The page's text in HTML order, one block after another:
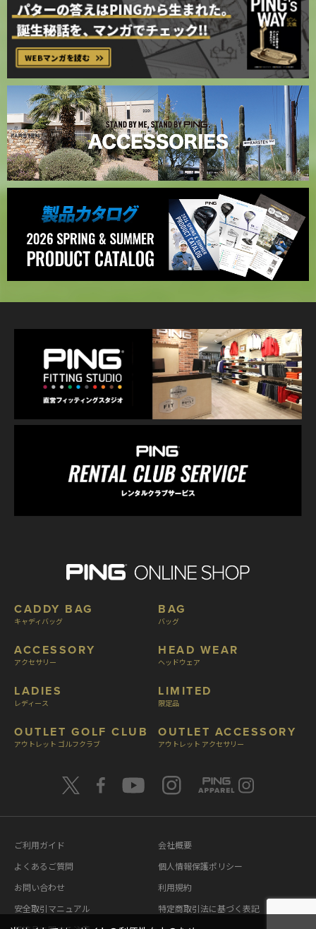
CADDY BAG
キャディバッグ
ACCESSORY
アクセサリー
LADIES
レディース
OUTLET GOLF CLUB
アウトレット ゴルフクラブ
BAG
バッグ
HEAD WEAR
ヘッドウェア
LIMITED
限定品
OUTLET ACCESSORY
アウトレット アクセサリー
ご利用ガイド
よくあるご質問
お問い合わせ
安全取引マニュアル
会社概要
個人情報保護ポリシー
利用規約
特定商取引法に基づく表記